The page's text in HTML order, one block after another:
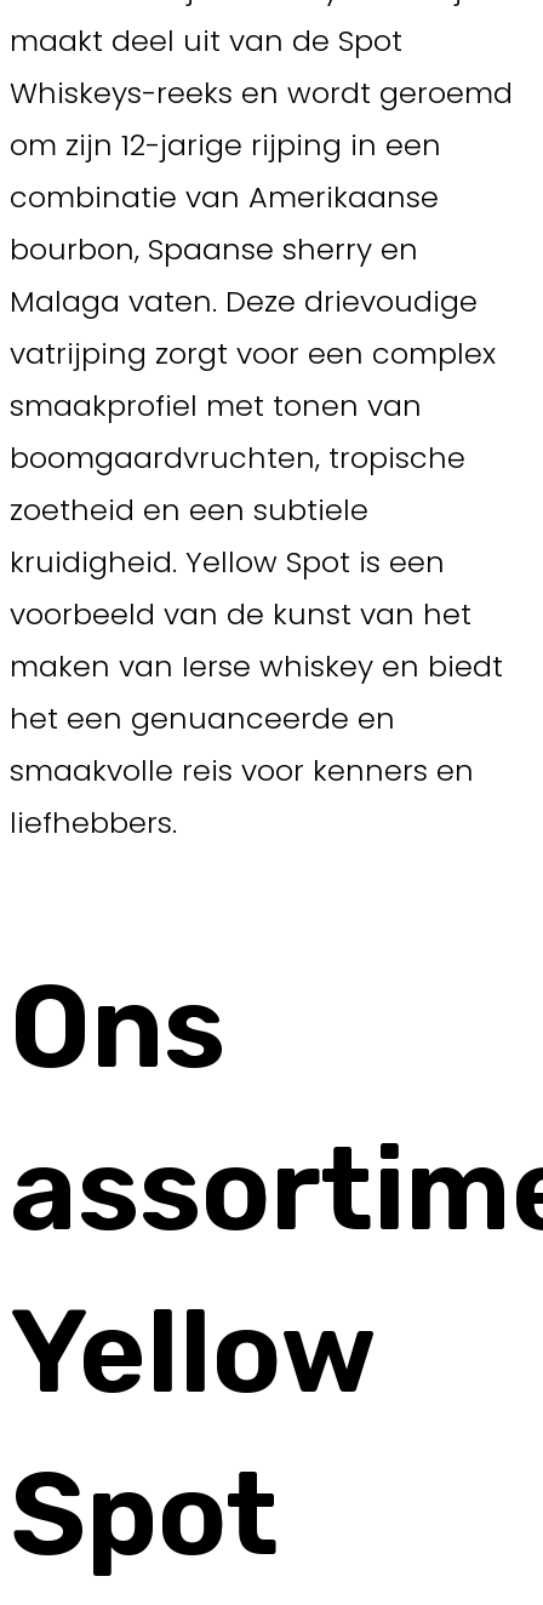
maakt deel uit van de Spot
Whiskeys-reeks en wordt geroemd
om zijn 12-jarige rijping in een
combinatie van Amerikaanse
bourbon, Spaanse sherry en
Malaga vaten. Deze drievoudige
vatrijping zorgt voor een complex
smaakprofiel met tonen van
boomgaardvruchten, tropische
zoetheid en een subtiele
kruidigheid. Yellow Spot is een
voorbeeld van de kunst van het
maken van Ierse whiskey en biedt
het een genuanceerde en
smaakvolle reis voor kenners en
liefhebbers.
Ons
Yellow
Spot